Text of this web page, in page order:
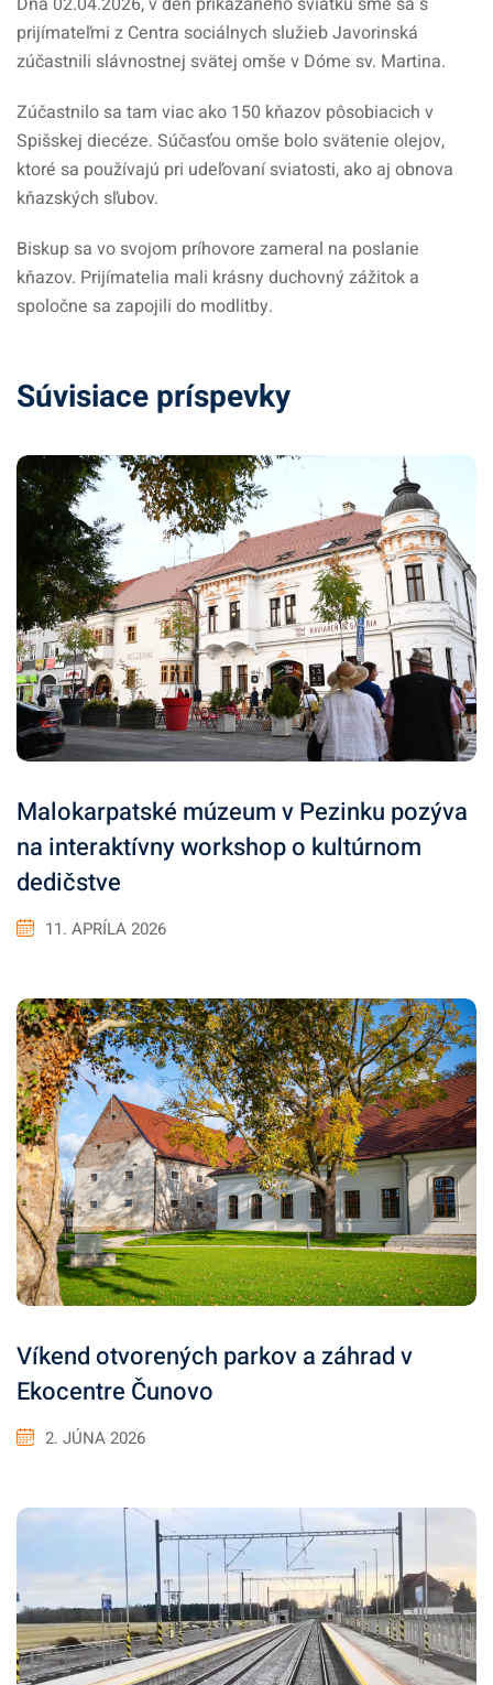
prijímateľmi z Centra sociálnych služieb Javorinská
zúčastnili slávnostnej svätej omše v Dóme sv. Martina.
Zúčastnilo sa tam viac ako 150 kňazov pôsobiacich v
Spišskej diecéze. Súčasťou omše bolo svätenie olejov,
ktoré sa používajú pri udeľovaní sviatosti, ako aj obnova
kňazských sľubov.
Biskup sa vo svojom príhovore zameral na poslanie
kňazov. Prijímatelia mali krásny duchovný zážitok a
spoločne sa zapojili do modlitby.
Súvisiace príspevky
Malokarpatské múzeum v Pezinku pozýva
na interaktívny workshop o kultúrnom
dedičstve
11. APRÍLA 2026
Víkend otvorených parkov a záhrad v
Ekocentre Čunovo
2. JÚNA 2026